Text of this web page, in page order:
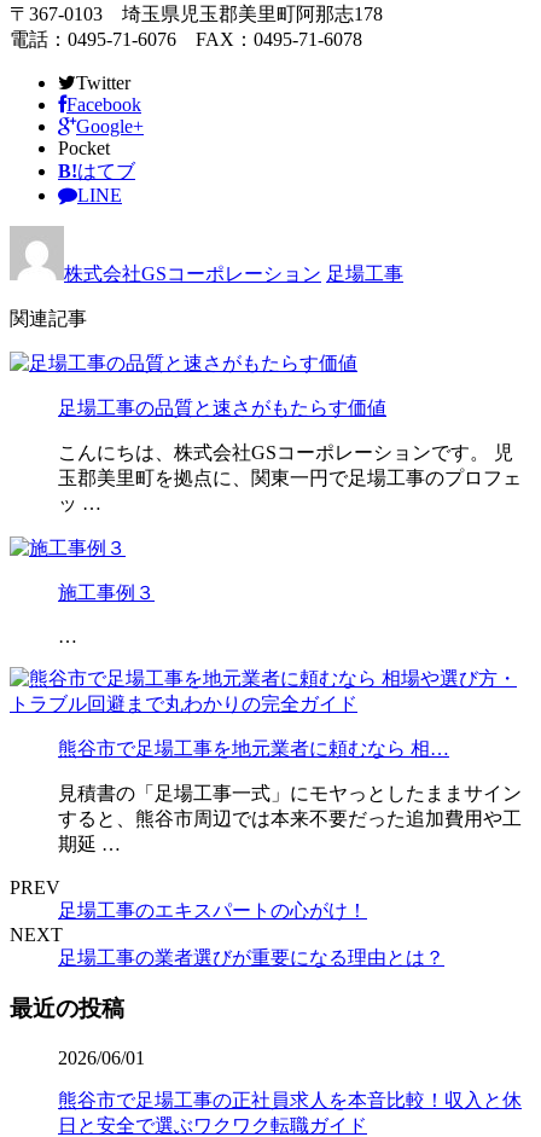
〒367-0103 埼玉県児玉郡美里町阿那志178
電話：0495-71-6076 FAX：0495-71-6078
Twitter
Facebook
Google+
Pocket
B!はてブ
LINE
株式会社GSコーポレーション 足場工事
関連記事
足場工事の品質と速さがもたらす価値
こんにちは、株式会社GSコーポレーションです。 児
玉郡美里町を拠点に、関東一円で足場工事のプロフェ
ッ …
施工事例３
…
熊谷市で足場工事を地元業者に頼むなら 相…
見積書の「足場工事一式」にモヤっとしたままサイン
すると、熊谷市周辺では本来不要だった追加費用や工
期延 …
PREV
足場工事のエキスパートの心がけ！
NEXT
足場工事の業者選びが重要になる理由とは？
最近の投稿
2026/06/01
熊谷市で足場工事の正社員求人を本音比較！収入と休
日と安全で選ぶワクワク転職ガイド